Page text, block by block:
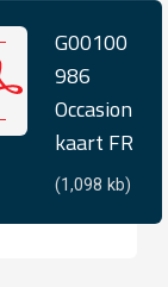
G00100
986
Occasion
kaart FR
(1,098 kb)